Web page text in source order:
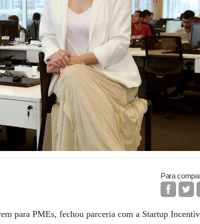
Para
para PMEs, fechou parceria com a Startup